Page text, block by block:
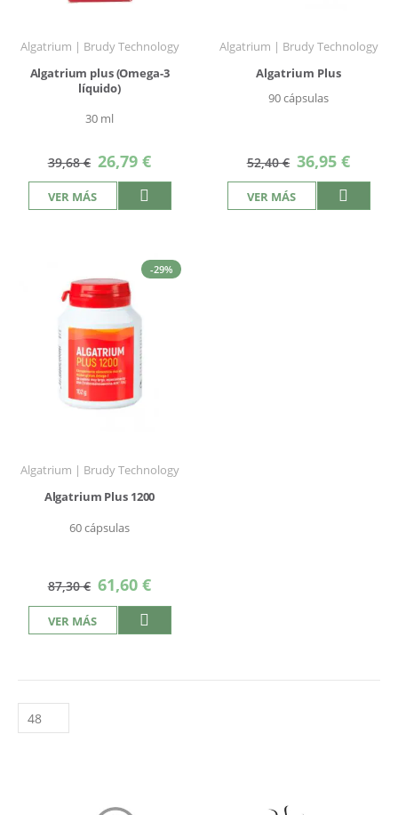
Algatrium | Brudy Technology
Algatrium plus (Omega-3
líquido)
30 ml
39,68 € Precio
especial
26,79 €
VER MÁS
Algatrium | Brudy Technology
Algatrium Plus
90 cápsulas
52,40 € Precio
especial
36,95 €
VER MÁS
-29%
Algatrium | Brudy Technology
Algatrium Plus 1200
60 cápsulas
87,30 € Precio
especial
61,60 €
VER MÁS